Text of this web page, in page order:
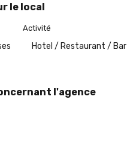
le local
Activité
Hotel / Restaurant / Bar
l'agence